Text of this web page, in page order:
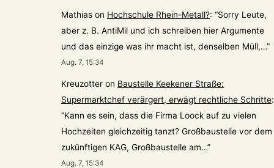
Mathias on Hochschule Rhein-Metall?: “Sorry Leute,
aber z. B. AntiMil und ich schreiben hier Argumente
und das einzige was ihr macht ist, denselben Müll,…”
Aug. 7, 15:34
Kreuzotter on Baustelle Keekener Straße:
Supermarktchef verärgert, erwägt rechtliche Schritte:
“Kann es sein, dass die Firma Loock auf zu vielen
Hochzeiten gleichzeitig tanzt? Großbaustelle vor dem
zukünftigen KAG, Großbaustelle am…”
Aug. 7, 15:34